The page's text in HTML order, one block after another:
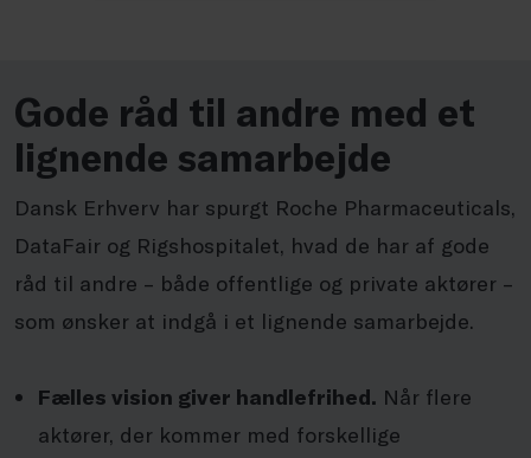
Gode råd til andre med et
lignende samarbejde
Dansk Erhverv har spurgt Roche Pharmaceuticals,
DataFair og Rigshospitalet, hvad de har af gode
råd til andre – både offentlige og private aktører –
som ønsker at indgå i et lignende samarbejde.
Fælles vision giver handlefrihed. Når flere
aktører, der kommer med forskellige